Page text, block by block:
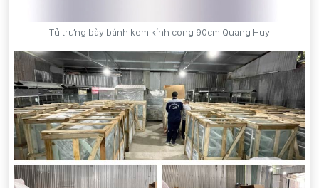
Tủ trưng bày bánh kem kính cong 90cm Quang Huy